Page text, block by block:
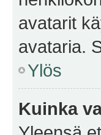
avatarit
avataria.
Ylös
Kuinka